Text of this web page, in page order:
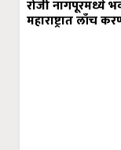
रोजी नागपूरमध्ये
महाराष्ट्रात लाँच